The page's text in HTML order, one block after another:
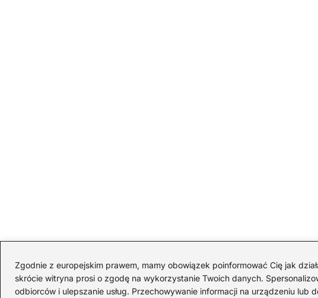
Zgodnie z europejskim prawem, mamy obowiązek poinformować Cię jak
skrócie witryna prosi o zgodę na wykorzystanie Twoich danych.
odbiorców i ulepszanie usług. Przechowywanie informacji na urządzeniu lub